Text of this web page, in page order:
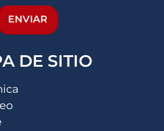
ENVIAR
DE SITIO